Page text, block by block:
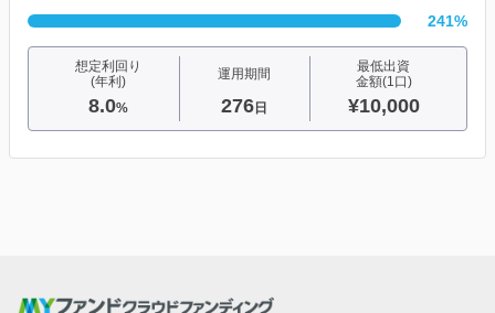
241%
想定利回り
(年利)
8.0%
運用期間
276 日
最低出資
金額(1口)
¥10,000